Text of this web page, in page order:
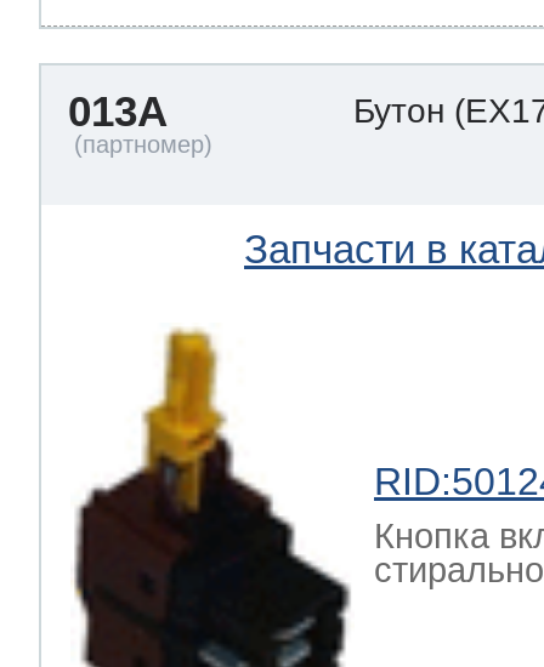
013A Бутон
Запчасти в
Кнопка